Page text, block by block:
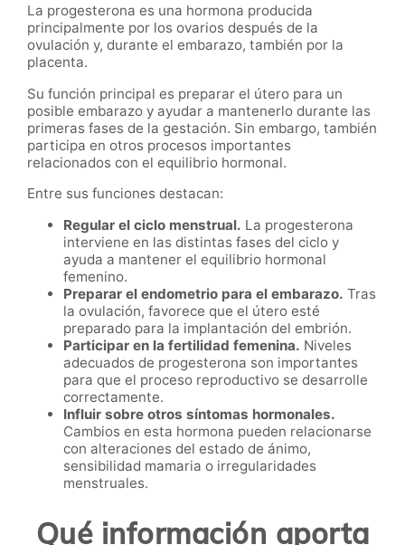
La progesterona es una hormona producida
principalmente por los ovarios después de la
ovulación y, durante el embarazo, también por la
placenta.
Su función principal es preparar el útero para un
posible embarazo y ayudar a mantenerlo durante las
primeras fases de la gestación. Sin embargo, también
participa en otros procesos importantes
relacionados con el equilibrio hormonal.
Entre sus funciones destacan:
Regular el ciclo menstrual. La progesterona
interviene en las distintas fases del ciclo y
ayuda a mantener el equilibrio hormonal
femenino.
Preparar el endometrio para el embarazo. Tras
la ovulación, favorece que el útero esté
preparado para la implantación del embrión.
Participar en la fertilidad femenina. Niveles
adecuados de progesterona son importantes
para que el proceso reproductivo se desarrolle
correctamente.
Influir sobre otros síntomas hormonales.
Cambios en esta hormona pueden relacionarse
con alteraciones del estado de ánimo,
sensibilidad mamaria o irregularidades
menstruales.
Qué información aporta